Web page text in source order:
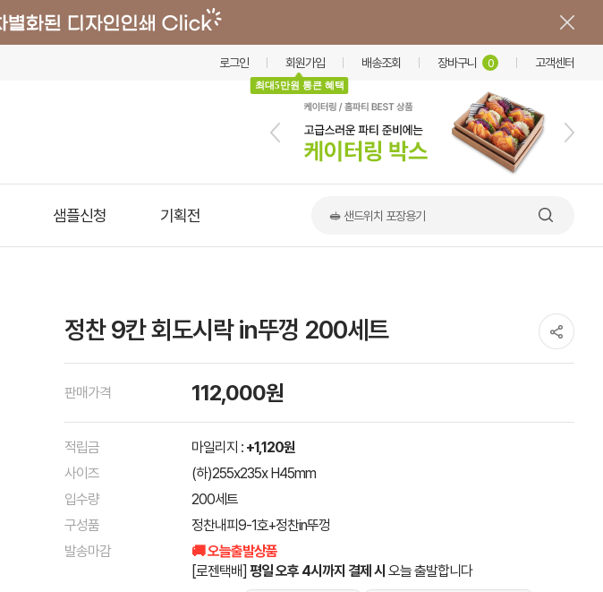
로그인 회원가입
최대5만원 통큰 혜택
배송조회 장바구니 0 고객센터
샘플신청 기획전 🥪 샌드위치 포장용기
정찬 9칸 회도시락 in뚜껑 200세트
판매가격 112,000원
적립금 마일리지 : +1,120원
사이즈
(하)255x235x H45mm
입수량
200세트
구성품
정찬내피9-1호+정찬in뚜껑
발송마감
🚚 오늘출발상품
[로젠택배] 평일 오후 4시까지 결제 시 오늘 출발합니다